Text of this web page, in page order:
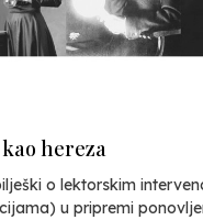
hereza
o lektorskim
u pripremi